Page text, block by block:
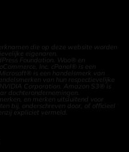
die op deze website worden
eigenaren.
Foundation. Woo® en
Inc. cPanel® is een
is een handelsmerk van
van hun respectievelijke
Corporation. Amazon S3® is
dochterondernemingen.
en merken uitsluitend voor
bij, onderschreven door, of officieel
expliciet vermeld.